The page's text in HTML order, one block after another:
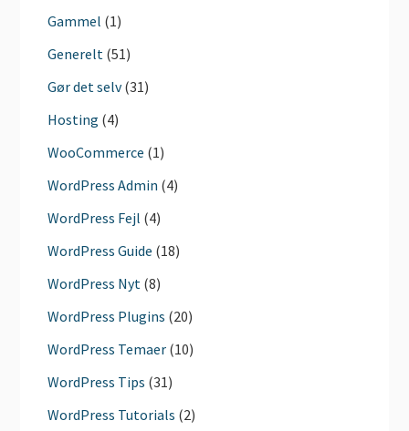
Gammel (1)
Generelt (51)
Gør det selv(31)
Hosting (4)
WooCommerce (1)
WordPress Admin (4)
WordPress Fejl (4)
WordPress Guide (18)
WordPress Nyt (8)
WordPress Plugins (20)
WordPress Temaer (10)
WordPress Tips (31)
WordPress Tutorials (2)